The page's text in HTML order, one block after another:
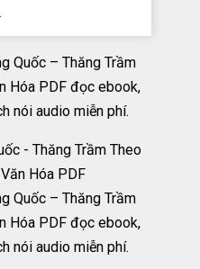
Quốc – Thăng Trầm
Hóa PDF đọc ebook,
nói audio miễn phí.
Quốc – Thăng Trầm
Hóa PDF đọc ebook,
nói audio miễn phí.